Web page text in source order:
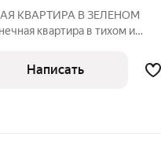
КВАРТИРА В ЗЕЛЕНОМ
квартира в тихом и
доме, подойдет для молодой
Написать